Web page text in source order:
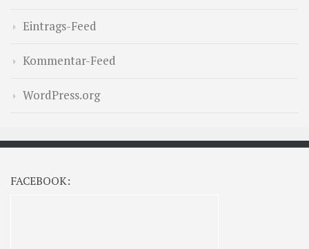
Eintrags-Feed
Kommentar-Feed
WordPress.org
FACEBOOK: